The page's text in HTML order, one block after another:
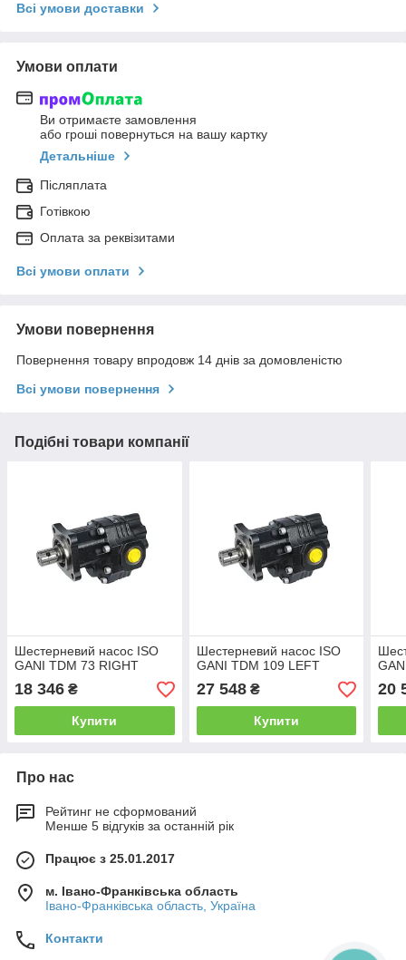
Всі умови доставки
Умови оплати
Ви отримаєте замовлення
або гроші повернуться на вашу картку
Детальніше
Післяплата
Готівкою
Оплата за реквізитами
Всі умови оплати
Умови повернення
Повернення товару впродовж 14 днів за домовленістю
Всі умови повернення
Подібні товари компанії
Шестерневий насос ISO
GANI TDM 73 RIGHT
18 346 ₴
Купити
Шестерневий насос ISO
GANI TDM 109 LEFT
27 548₴
Купити
20
Про нас
Рейтинг не сформований
Менше 5 відгуків за останній рік
Працює з 25.01.2017
м. Івано-Франківська область
Івано-Франківська область, Україна
Контакти